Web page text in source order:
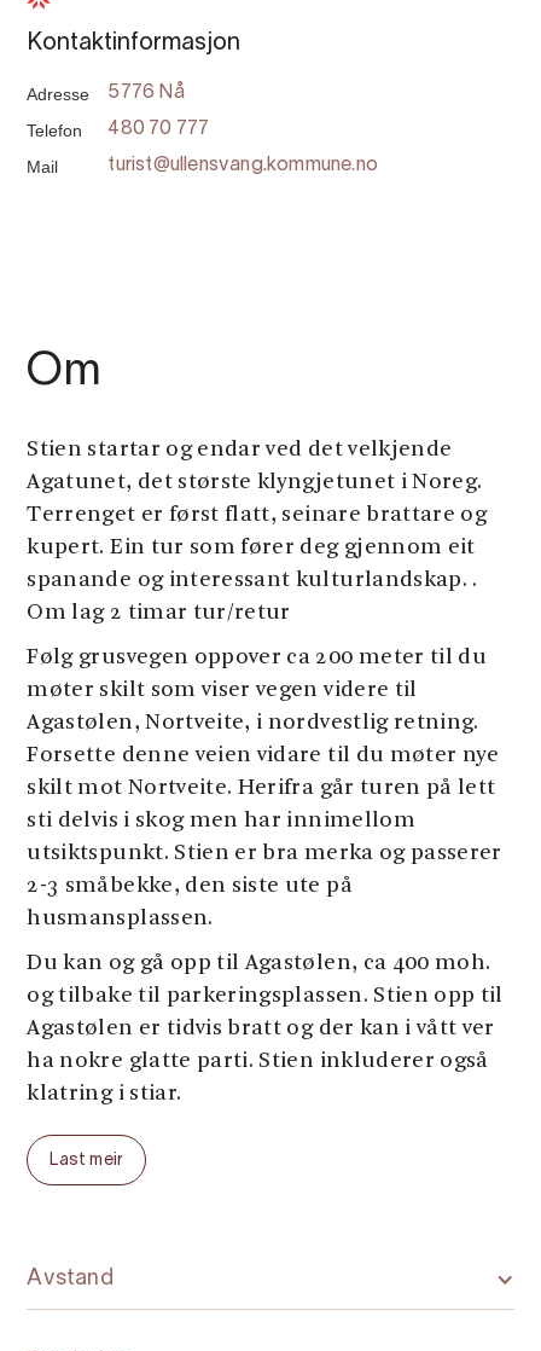
Kontaktinformasjon
Adresse 5776 Nå
Telefon 480 70 777
Mail turist@ullensvang.kommune.no
Om
Stien startar og endar ved det velkjende
Agatunet, det største klyngjetunet i Noreg.
Terrenget er først flatt, seinare brattare og
kupert. Ein tur som fører deg gjennom eit
spanande og interessant kulturlandskap. .
Om lag 2 timar tur/retur
Følg grusvegen oppover ca 200 meter til du
møter skilt som viser vegen videre til
Agastølen, Nortveite, i nordvestlig retning.
Forsette denne veien vidare til du møter nye
skilt mot Nortveite. Herifra går turen på lett
sti delvis i skog men har innimellom
utsiktspunkt. Stien er bra merka og passerer
2-3 småbekke, den siste ute på
husmansplassen.
Du kan og gå opp til Agastølen, ca 400 moh.
og tilbake til parkeringsplassen. Stien opp til
Agastølen er tidvis bratt og der kan i vått ver
ha nokre glatte parti. Stien inkluderer også
klatring i stiar.
Denne turen kan kombinerast med andre
turar. Sjå ut.no.
Last meir
Avstand